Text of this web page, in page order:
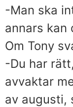
-Man ska
annars kan
Om Tony
-Du har
avvaktar
av augusti,